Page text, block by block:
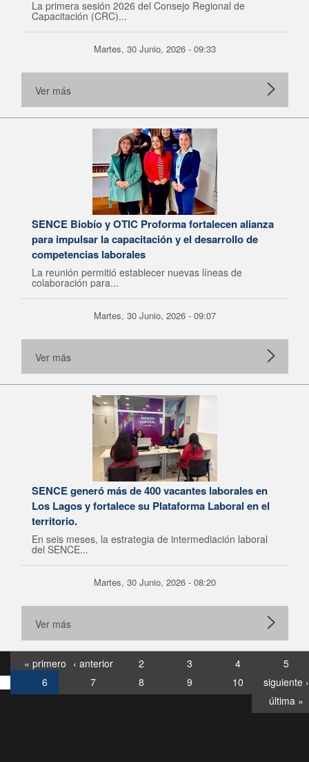
La primera sesión 2026 del Consejo Regional de
Capacitación (CRC)...
Martes, 30 Junio, 2026 - 09:33
Ver más
SENCE Biobío y OTIC Proforma fortalecen alianza
para impulsar la capacitación y el desarrollo de
competencias laborales
La reunión permitió establecer nuevas líneas de
colaboración para...
Martes, 30 Junio, 2026 - 09:07
Ver más
SENCE generó más de 400 vacantes laborales en
Los Lagos y fortalece su Plataforma Laboral en el
territorio.
En seis meses, la estrategia de intermediación laboral
del SENCE...
Martes, 30 Junio, 2026 - 08:20
Ver más
« primero ‹ anterior 2 3 4
5
6
7 8 9 10
siguiente ›
última »